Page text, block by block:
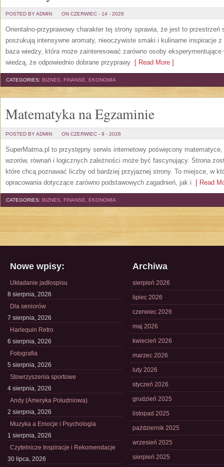
POSTED BY ADMIN ON CZERWIEC - 14 - 2026
Orientalno-przyprawowy charakter tej strony sprawia, że jest to
poszukują intensywne aromaty, nieoczywiste smaki i kulinarne inspiracje
baza wiedzy, która może zainteresować zarówno osoby
wiedzą, że odpowiednio dobrane przyprawy [ Read More ]
CATEGORIES: BIZNES, FINANSE, EKONOMIA
Matematyka na Egzaminie
POSTED BY ADMIN ON CZERWIEC - 9 - 2026
SuperMatma.pl to przystępny serwis internetowy poświęcony
wzorów, równań i logicznych zależności może być fascynujący. Strona
które chcą poznawać liczby od bardziej przyjaznej strony. To miejsce, w
opracowania dotyczące zarówno podstawowych zagadnień, jak i [ Read
CATEGORIES: BIZNES, FINANSE, EKONOMIA
Nowe wpisy:
Układanie jadłospisu
8 sierpnia, 2026
Dla seniorów
7 sierpnia, 2026
Harlequin Retro
6 sierpnia, 2026
Fotografia
5 sierpnia, 2026
Stowrzyszenia sportowe
4 sierpnia, 2026
Andy (Ameryka Południowa)
2 sierpnia, 2026
Muzyka a Emocje i Psychologia
1 sierpnia, 2026
Czytelnicze Inspiracje i Rekomendacje
30 lipca, 2026
Archiwa
sierpień 2026
lipiec 2026
czerwiec 2026
maj 2026
kwiecień 2026
marzec 2026
luty 2026
styczeń 2026
grudzień 2025
listopad 2025
październik 2025
wrzesień 2025
sierpień 2025